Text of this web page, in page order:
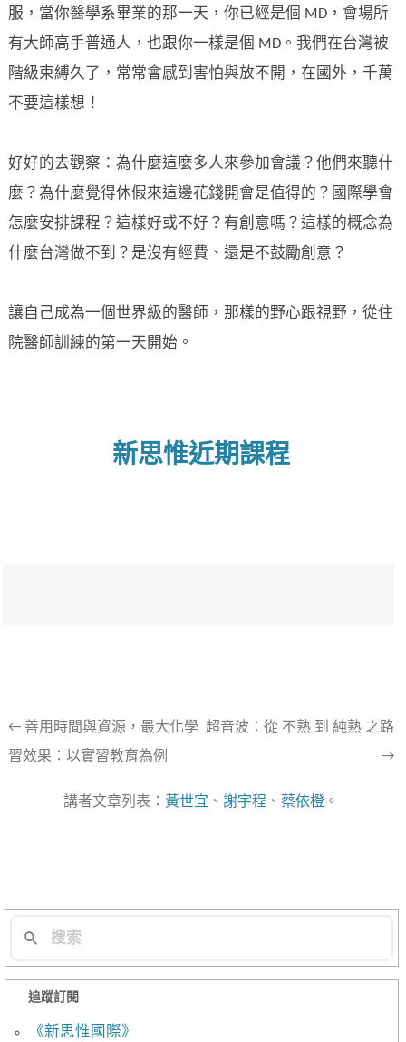
服，當你醫學系畢業的那一天，你已經是個 MD，會場所
有大師高手普通人，也跟你一樣是個 MD。我們在台灣被
階級束縛久了，常常會感到害怕與放不開，在國外，千萬
不要這樣想！
好好的去觀察：為什麼這麼多人來參加會議？他們來聽什
麼？為什麼覺得休假來這邊花錢開會是值得的？國際學會
怎麼安排課程？這樣好或不好？有創意嗎？這樣的概念為
什麼台灣做不到？是沒有經費、還是不鼓勵創意？
讓自己成為一個世界級的醫師，那樣的野心跟視野，從住
院醫師訓練的第一天開始。
新思惟近期課程
文
章
← 善用時間與資源，最大化學
習效果：以實習教育為例
超音波：從 不熟 到 純熟 之路
→
講者文章列表： 黃世宜 、 謝宇程 、 蔡依橙。
追蹤訂閱
《新思惟國際》